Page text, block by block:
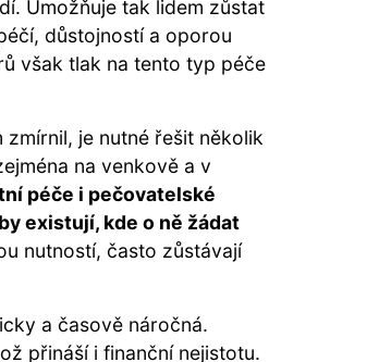
Umožňuje tak lidem zůstat
důstojností a oporou
však tlak na tento typ péče
je nutné řešit několik
na venkově a v
péče i pečovatelské
existují, kde o ně žádat
nutností, často zůstávají
a časově náročná.
přináší i finanční nejistotu.